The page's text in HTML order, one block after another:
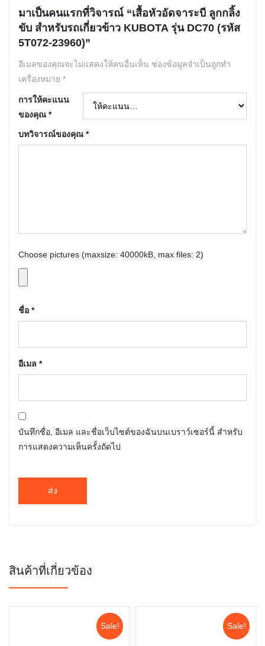
มาเป็นคนแรกที่วิจารณ์ “เสื้อหัวอัดจาระบี ลูกกลิ้ง
ขับ สำหรับรถเกี่ยวข้าว KUBOTA รุ่น DC70 (รหัส
5T072-23960)”
อีเมลของคุณจะไม่แสดงให้คนอื่นเห็น ช่องข้อมูลจำเป็นถูกทำ
เครื่องหมาย *
การให้คะแนน
ของคุณ *
บทวิจารณ์ของคุณ *
Choose pictures (maxsize: 40000kB, max files: 2)
ชื่อ *
อีเมล *
บันทึกชื่อ, อีเมล และชื่อเว็บไซต์ของฉันบนเบราว์เซอร์นี้ สำหรับ
การแสดงความเห็นครั้งถัดไป
สินค้าที่เกี่ยวข้อง
Sale! Sale!